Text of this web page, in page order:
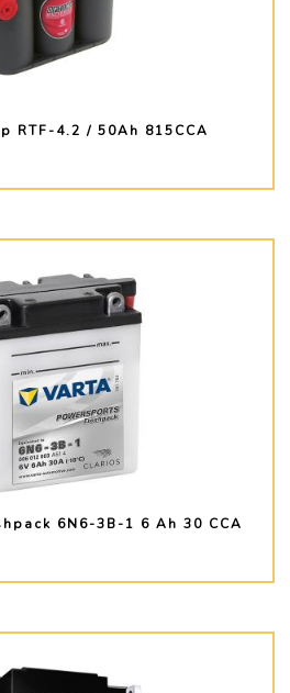
RTF-4.2 / 50Ah 815CCA
6N6-3B-1 6 Ah 30 CCA